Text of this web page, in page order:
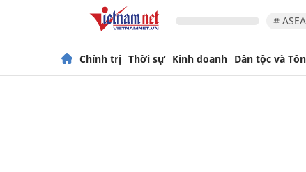
#
Chính trị Thời sự Kinh doanh Dân tộc và